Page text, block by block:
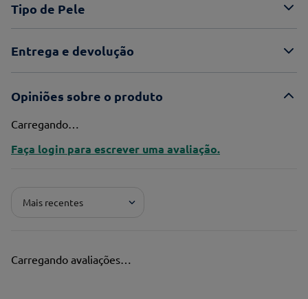
Tipo de Pele
Entrega e devolução
Opiniões sobre o produto
Carregando…
Faça login para escrever uma avaliação.
Mais recentes
Carregando avaliações…